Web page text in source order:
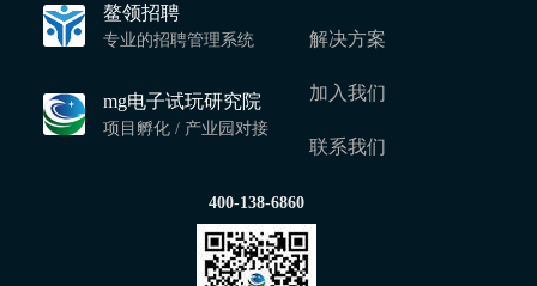
鳌领招聘
专业的招聘管理系统
mg电子试玩研究院
项目孵化 / 产业园对接
解决方案
加入我们
联系我们
400-138-6860